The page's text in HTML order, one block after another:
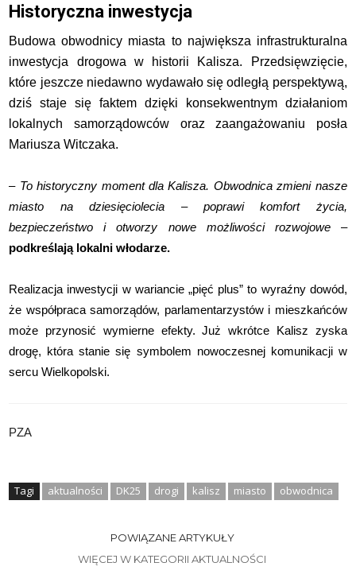
Historyczna inwestycja
Budowa obwodnicy miasta to największa infrastrukturalna
inwestycja drogowa w historii Kalisza. Przedsięwzięcie,
które jeszcze niedawno wydawało się odległą perspektywą,
dziś staje się faktem dzięki konsekwentnym działaniom
lokalnych samorządowców oraz zaangażowaniu posła
Mariusza Witczaka.
– To historyczny moment dla Kalisza. Obwodnica zmieni nasze
miasto na dziesięciolecia – poprawi komfort życia,
bezpieczeństwo i otworzy nowe możliwości rozwojowe–
podkreślają lokalni włodarze.
Realizacja inwestycji w wariancie „pięć plus” to wyraźny dowód,
że współpraca samorządów, parlamentarzystów i mieszkańców
może przynosić wymierne efekty. Już wkrótce Kalisz zyska
drogę, która stanie się symbolem nowoczesnej komunikacji w
sercu Wielkopolski.
PZA
Tagi aktualności DK25 drogi kalisz miasto obwodnica
POWIĄZANE ARTYKUŁY
WIĘCEJ W KATEGORII AKTUALNOŚCI